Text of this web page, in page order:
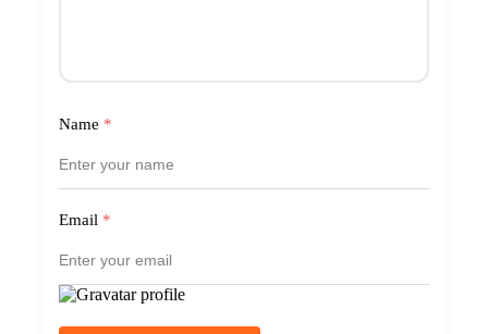
Name *
Email *